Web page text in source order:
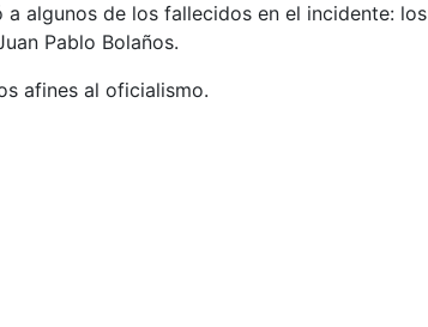
algunos de los fallecidos en el incidente: los
Pablo Bolaños.
afines al oficialismo.